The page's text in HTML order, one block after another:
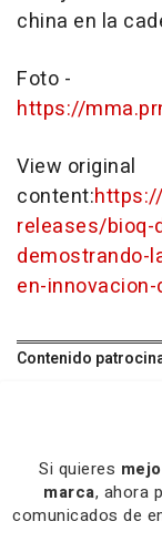
china en la
Foto -
https://
View original
content:
releases/
demostrando-
en-
Contenido
Si quieres
marca, ahora
comunicados de